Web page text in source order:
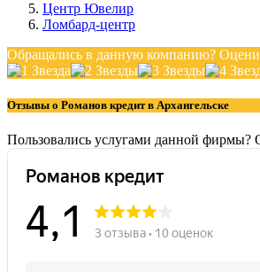
Центр Ювелир
Ломбард-центр
Обращались в данную компанию?
Отзывы о Романов кредит в Архангельске
Пользовались услугами данной фирмы?